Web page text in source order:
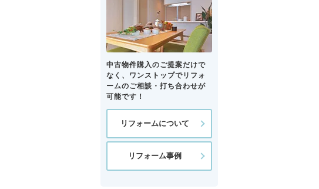
中古物件購入のご提案だけで
なく、ワンストップでリフォ
ームのご相談・打ち合わせが
可能です！
リフォームについて
リフォーム事例